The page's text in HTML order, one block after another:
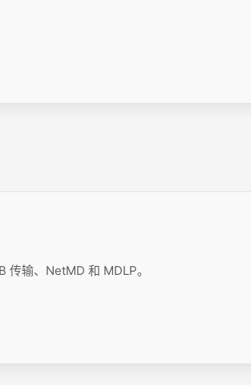
输、NetMD 和 MDLP。